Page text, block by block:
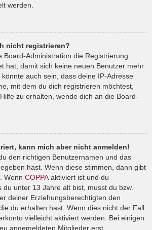
werden.
nicht registrieren?
Board-Administration die Registrierung
hat, damit sich keine neuen Benutzer mehr
auch sein, dass deine IP-Adresse
mit dem du dich registrieren möchtest,
zu erhalten, wende dich an die Board-
kann mich aber nicht anmelden!
den richtigen Benutzernamen und das
hast. Wenn diese stimmen, dann gibt
Wenn COPPA aktiviert ist und du
unter 13 Jahre alt bist, musst du bzw.
deiner Erziehungsberechtigten den
du erhalten hast. Wenn dies nicht der Fall
vielleicht aktiviert werden. Bei einigen
angemeldeten Mitglieder erst